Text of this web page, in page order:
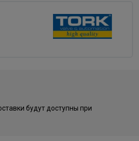
будут доступны при